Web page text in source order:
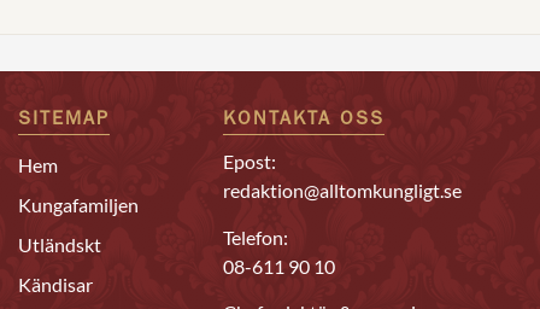
SITEMAP
Hem
Kungafamiljen
Utländskt
Kändisar
KONTAKTA OSS
Epost:
redaktion@alltomkungligt.se
Telefon:
08-611 90 10